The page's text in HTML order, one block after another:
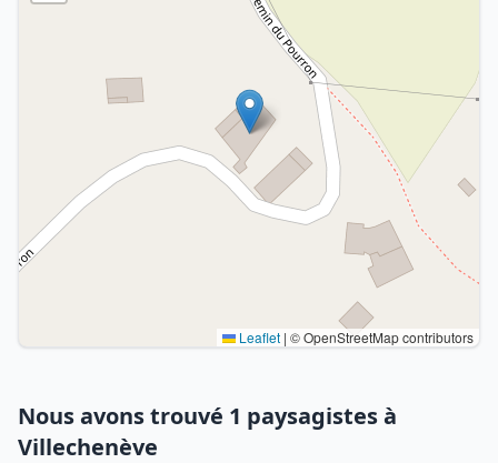
Leaflet | © OpenStreetMap contributors
Nous avons trouvé 1 paysagistes à
Villechenève